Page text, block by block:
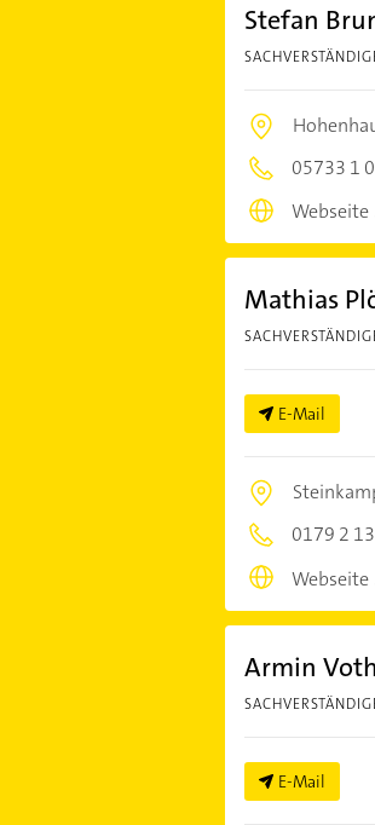
Stefan
05733 1
Webseite
Mathias
E-Mail
0179 2
Webseite
Armin
E-Mail